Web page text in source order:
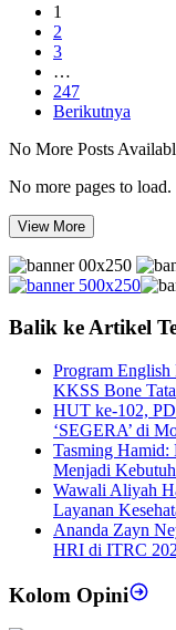
1
2
3
…
247
Berikutnya
No More Posts
No more pages to load.
View More
Balik ke Artikel
Program
KKSS Bone
HUT ke-102,
‘SEGERA’ di
Tasming Hamid:
Menjadi
Wawali Aliyah
Layanan
Ananda Zayn
HRI di ITRC
Kolom Opini